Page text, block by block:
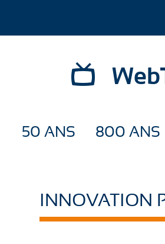
50 ANS 800 ANS
INNOVATION